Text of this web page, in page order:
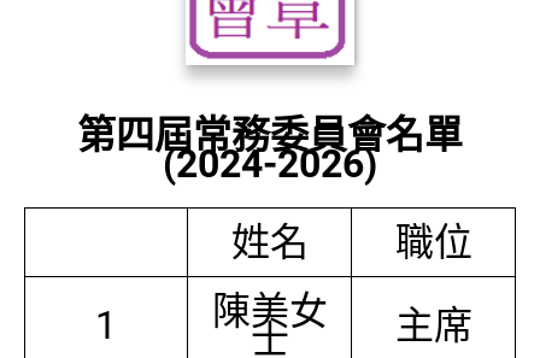
第四屆常務委員會名單
(2024-2026)
姓名
職位
1
陳美女
士 主席